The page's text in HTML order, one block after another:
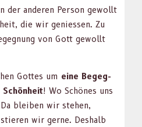
der anderen Per­son gewollt
die wir geniessen. Zu
von Gott gewollt
Gottes um eine Begeg­
! Wo Schönes uns
bleiben wir ste­hen,
wir gerne. Deshalb